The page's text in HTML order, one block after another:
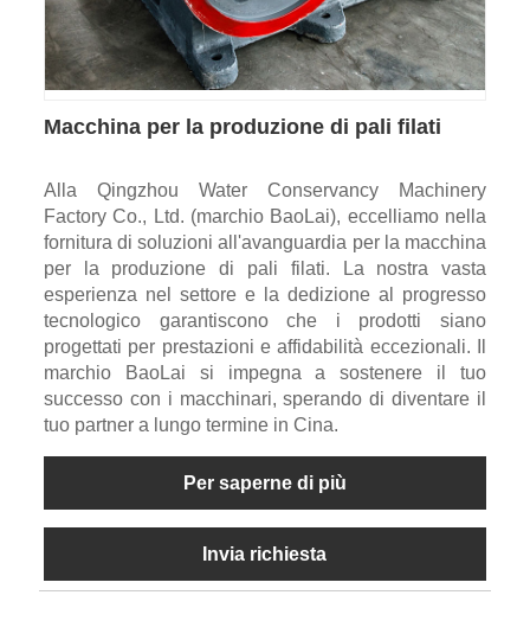
Macchina per la produzione di pali filati
Alla Qingzhou Water Conservancy Machinery
Factory Co., Ltd. (marchio BaoLai), eccelliamo nella
fornitura di soluzioni all'avanguardia per la macchina
per la produzione di pali filati. La nostra vasta
esperienza nel settore e la dedizione al progresso
tecnologico garantiscono che i prodotti siano
progettati per prestazioni e affidabilità eccezionali. Il
marchio BaoLai si impegna a sostenere il tuo
successo con i macchinari, sperando di diventare il
tuo partner a lungo termine in Cina.
Per saperne di più
Invia richiesta